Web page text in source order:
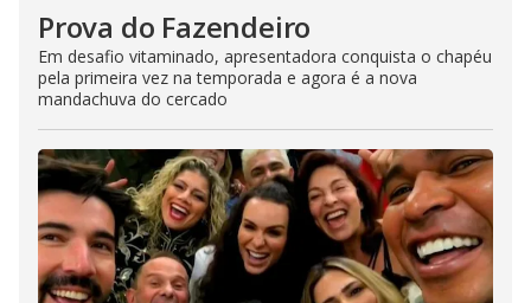
Prova do Fazendeiro
Em desafio vitaminado, apresentadora conquista o chapéu
pela primeira vez na temporada e agora é a nova
mandachuva do cercado